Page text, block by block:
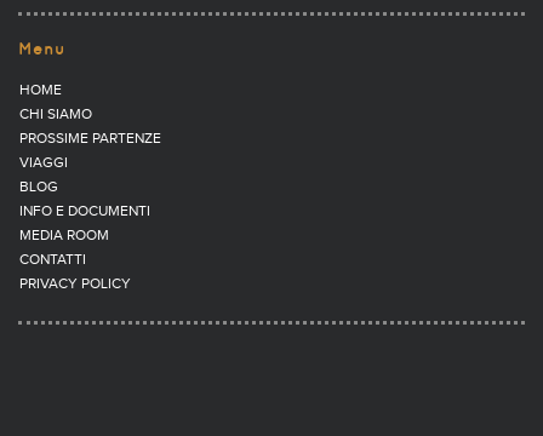
Menu
HOME
CHI SIAMO
PROSSIME PARTENZE
VIAGGI
BLOG
INFO E DOCUMENTI
MEDIA ROOM
CONTATTI
PRIVACY POLICY